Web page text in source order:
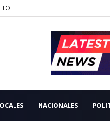
NACIONALES